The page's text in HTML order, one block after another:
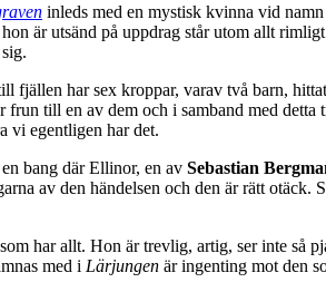
inleds med en mystisk kvinna vid
är utsänd på uppdrag står utom allt
fjällen har sex kroppar, varav två barn,
till en av dem och i samband med
vi egentligen har det.
bang där Ellinor, en av Sebastian
av den händelsen och den är rätt
som har allt. Hon är trevlig, artig, ser inte så
med i Lärjungen är ingenting mot den